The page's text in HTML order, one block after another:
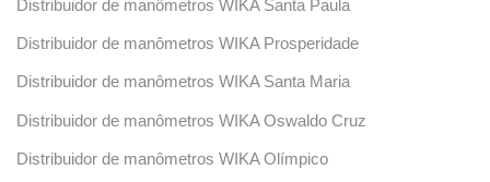
Distribuidor de manômetros WIKA Santa Paula
Distribuidor de manômetros WIKA Prosperidade
Distribuidor de manômetros WIKA Santa Maria
Distribuidor de manômetros WIKA Oswaldo Cruz
Distribuidor de manômetros WIKA Olímpico